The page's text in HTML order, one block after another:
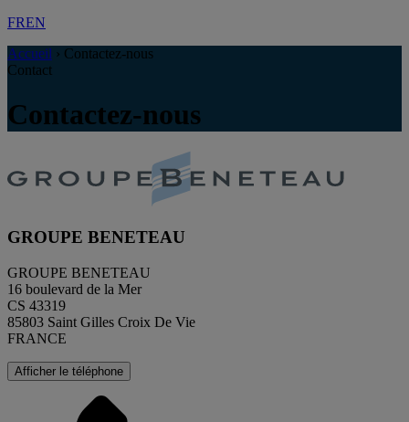
FREN
Accueil › Contactez-nous
Contact
Contactez-nous
GROUPE BENETEAU
GROUPE BENETEAU
16 boulevard de la Mer
CS 43319
85803 Saint Gilles Croix De Vie
FRANCE
Afficher le téléphone